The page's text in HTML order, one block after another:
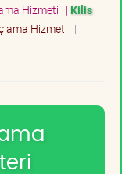
Hizmeti | Kilis
Hizmeti |